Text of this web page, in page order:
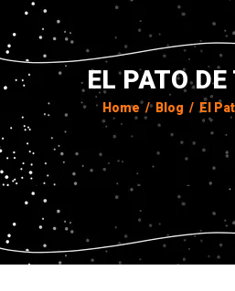
EL PATO DE
Home / Blog / El